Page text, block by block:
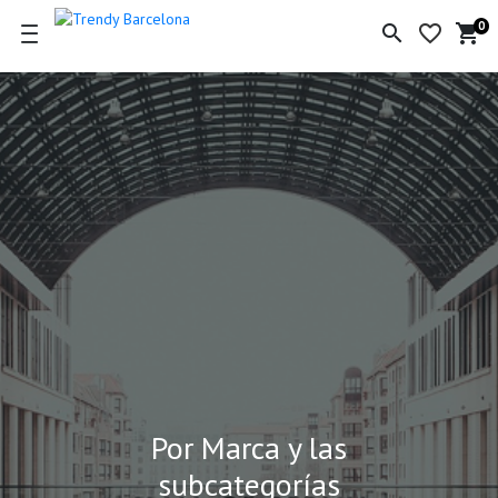
search favorite_border
la
0
shopping_cart
Por Marca y las
subcategorías